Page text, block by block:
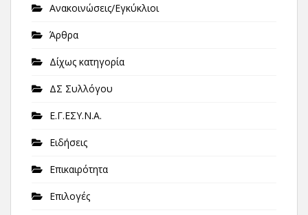
Ανακοινώσεις/Εγκύκλιοι
Άρθρα
Δίχως κατηγορία
ΔΣ Συλλόγου
Ε.Γ.ΕΣΥ.Ν.Α.
Ειδήσεις
Επικαιρότητα
Επιλογές